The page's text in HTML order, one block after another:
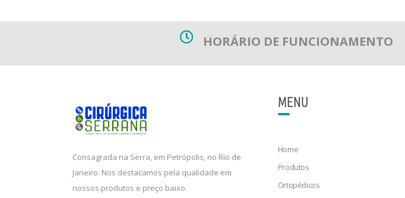
HORÁRIO DE FUNCIONAMENTO
Consagrada na Serra, em Petrópolis, no Rio de
Janeiro. Nos destacamos pela qualidade em
nossos produtos e preço baixo.
MENU
Home
Produtos
Ortopédicos